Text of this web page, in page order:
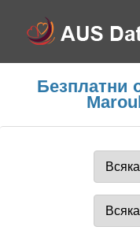
Безплатни